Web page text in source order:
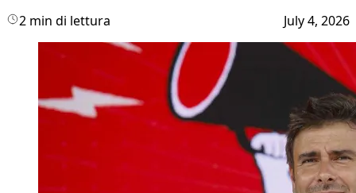
2 min di lettura July 4, 2026